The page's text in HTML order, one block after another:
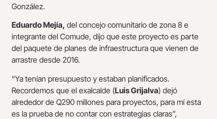
González.
Eduardo Mejía, del concejo comunitario de zona 8 e
integrante del Comude, dijo que este proyecto es parte
del paquete de planes de infraestructura que vienen de
arrastre desde 2016.
“Ya tenían presupuesto y estaban planificados.
Recordemos que el exalcalde (Luis Grijalva) dejó
alrededor de Q290 millones para proyectos, para mí esta
es la prueba de no contar con estrategias claras”,